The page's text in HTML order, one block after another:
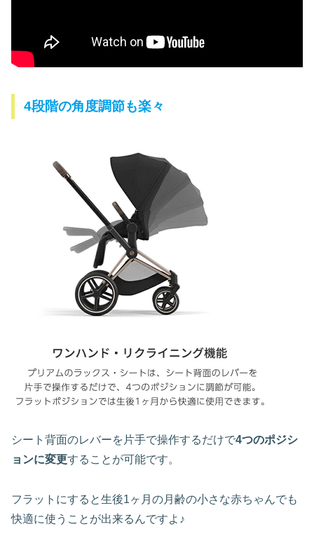
4段階の角度調節も楽々
シート背面のレバーを片手で操作するだけで4つのポジシ
ョンに変更することが可能です。
フラットにすると生後1ヶ月の月齢の小さな赤ちゃんでも
快適に使うことが出来るんですよ♪